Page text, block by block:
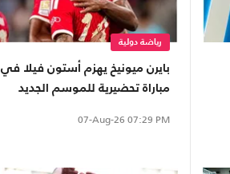
رياضة دولية
بايرن ميونيخ يهزم أستون فيلا في
مباراة تحضيرية للموسم الجديد
07-Aug-26 07:29 PM